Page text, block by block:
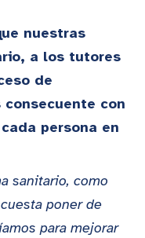
nuestras
a los tutores
de
con
persona en
sanitario, como
poner de
para mejorar